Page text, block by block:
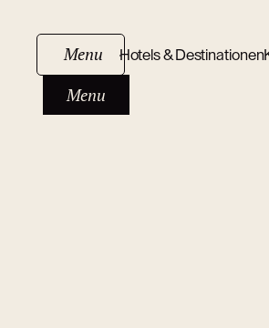
Menu
Menu
Hotels & Destinationen